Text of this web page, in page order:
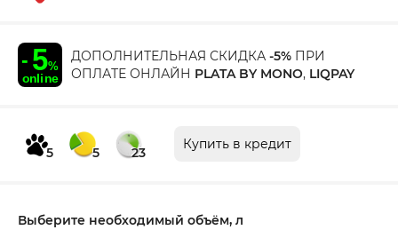
ДОПОЛНИТЕЛЬНАЯ СКИДКА -5% ПРИ
ОПЛАТЕ ОНЛАЙН PLATA BY MONO, LIQPAY
5 5 23
Купить в кредит
Выберите необходимый объём, л